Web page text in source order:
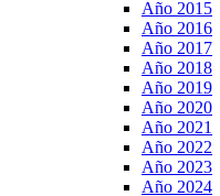
Año 2015
Año 2016
Año 2017
Año 2018
Año 2019
Año 2020
Año 2021
Año 2022
Año 2023
Año 2024